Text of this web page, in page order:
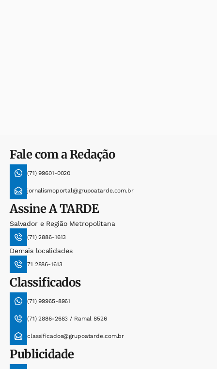
Fale com a Redação
(71) 99601-0020
jornalismoportal@grupoatarde.com.br
AssineA TARDE
Salvador e Região Metropolitana
(71) 2886-1613
Demais localidades
71 2886-1613
Classificados
(71) 99965-8961
(71) 2886-2683 / Ramal 8526
classificados@grupoatarde.com.br
Publicidade